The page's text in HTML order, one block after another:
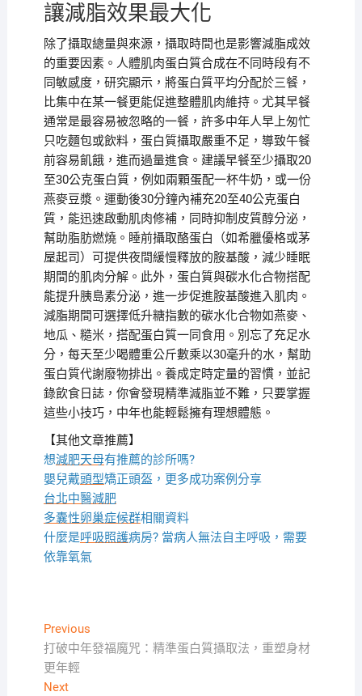
讓減脂效果最大化
除了攝取總量與來源，攝取時間也是影響減脂成效
的重要因素。人體肌肉蛋白質合成在不同時段有不
同敏感度，研究顯示，將蛋白質平均分配於三餐，
比集中在某一餐更能促進整體肌肉維持。尤其早餐
通常是最容易被忽略的一餐，許多中年人早上匆忙
只吃麵包或飲料，蛋白質攝取嚴重不足，導致午餐
前容易飢餓，進而過量進食。建議早餐至少攝取20
至30公克蛋白質，例如兩顆蛋配一杯牛奶，或一份
燕麥豆漿。運動後30分鐘內補充20至40公克蛋白
質，能迅速啟動肌肉修補，同時抑制皮質醇分泌，
幫助脂肪燃燒。睡前攝取酪蛋白（如希臘優格或茅
屋起司）可提供夜間緩慢釋放的胺基酸，減少睡眠
期間的肌肉分解。此外，蛋白質與碳水化合物搭配
能提升胰島素分泌，進一步促進胺基酸進入肌肉。
減脂期間可選擇低升糖指數的碳水化合物如燕麥、
地瓜、糙米，搭配蛋白質一同食用。別忘了充足水
分，每天至少喝體重公斤數乘以30毫升的水，幫助
蛋白質代謝廢物排出。養成定時定量的習慣，並記
錄飲食日誌，你會發現精準減脂並不難，只要掌握
這些小技巧，中年也能輕鬆擁有理想體態。
【其他文章推薦】
想減肥天母有推薦的診所嗎?
嬰兒戴頭型矯正頭盔，更多成功案例分享
台北中醫減肥
多囊性卵巢症候群相關資料
什麼是呼吸照護病房? 當病人無法自主呼吸，需要
依靠氧氣
文
章
導
PreviousPrevious
post:
打破中年發福魔咒：精準蛋白質攝取法，重塑身材
更年輕
NextNext